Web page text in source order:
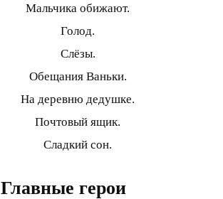
Мальчика обижают.
Голод.
Слёзы.
Обещания Ваньки.
На деревню дедушке.
Почтовый ящик.
Сладкий сон.
Главные герои